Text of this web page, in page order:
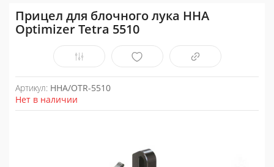
Прицел для блочного лука HHA
Optimizer Tetra 5510
Артикул: HHA/OTR-5510
Нет в наличии